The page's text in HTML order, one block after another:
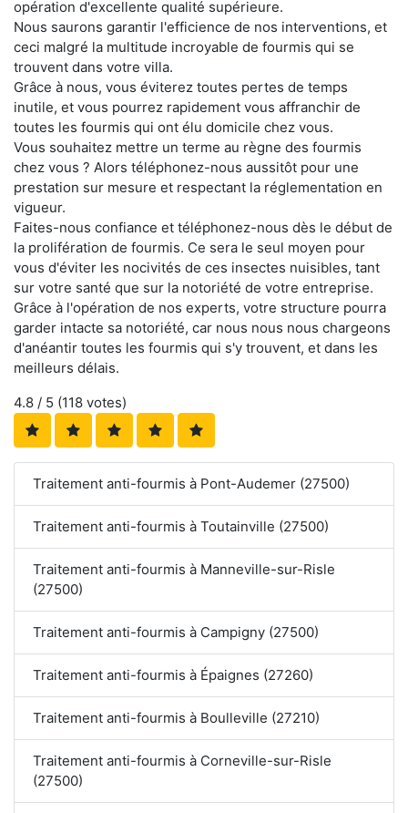
opération d'excellente qualité supérieure.
Nous saurons garantir l'efficience de nos interventions, et
ceci malgré la multitude incroyable de fourmis qui se
trouvent dans votre villa.
Grâce à nous, vous éviterez toutes pertes de temps
inutile, et vous pourrez rapidement vous affranchir de
toutes les fourmis qui ont élu domicile chez vous.
Vous souhaitez mettre un terme au règne des fourmis
chez vous ? Alors téléphonez-nous aussitôt pour une
prestation sur mesure et respectant la réglementation en
vigueur.
Faites-nous confiance et téléphonez-nous dès le début de
la prolifération de fourmis. Ce sera le seul moyen pour
vous d'éviter les nocivités de ces insectes nuisibles, tant
sur votre santé que sur la notoriété de votre entreprise.
Grâce à l'opération de nos experts, votre structure pourra
garder intacte sa notoriété, car nous nous nous chargeons
d'anéantir toutes les fourmis qui s'y trouvent, et dans les
meilleurs délais.
4.8 / 5 (118 votes)
Traitement anti-fourmis à Pont-Audemer (27500)
Traitement anti-fourmis à Toutainville (27500)
Traitement anti-fourmis à Manneville-sur-Risle
(27500)
Traitement anti-fourmis à Campigny (27500)
Traitement anti-fourmis à Épaignes (27260)
Traitement anti-fourmis à Boulleville (27210)
Traitement anti-fourmis à Corneville-sur-Risle
(27500)